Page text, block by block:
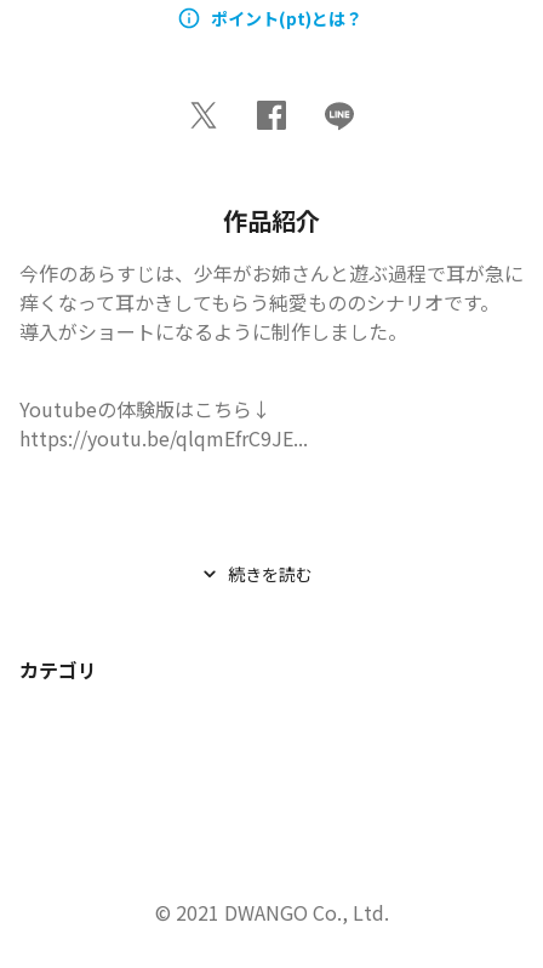
ポイント(pt)とは？
作品紹介
今作のあらすじは、少年がお姉さんと遊ぶ過程で耳が急に
痒くなって耳かきしてもらう純愛もののシナリオです。
導入がショートになるように制作しました。
Youtubeの体験版はこちら↓
https://youtu.be/qlqmEfrC9JE...
続きを読む
カテゴリ
© 2021 DWANGO Co., Ltd.